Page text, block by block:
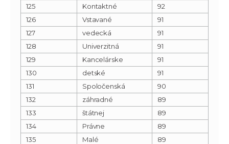
125
Kontaktné
92
126
Vstavané
91
127
vedecká
91
128
Univerzitná
91
129
Kancelárske
91
130
detské
91
131
Spoločenská
90
132
záhradné
89
133
štátnej
89
134
Právne
89
135
Malé
89